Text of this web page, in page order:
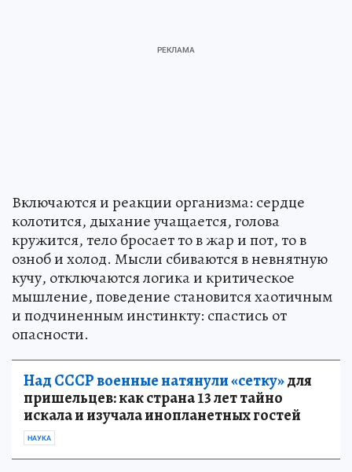
Включаются и реакции организма: сердце
колотится, дыхание учащается, голова
кружится, тело бросает то в жар и пот, то в
озноб и холод. Мысли сбиваются в невнятную
кучу, отключаются логика и критическое
мышление, поведение становится хаотичным
и подчиненным инстинкту: спастись от
опасности.
Над СССР военные натянули «сетку»для
пришельцев: как страна 13 лет тайно
искала и изучала инопланетных гостей
НАУКА